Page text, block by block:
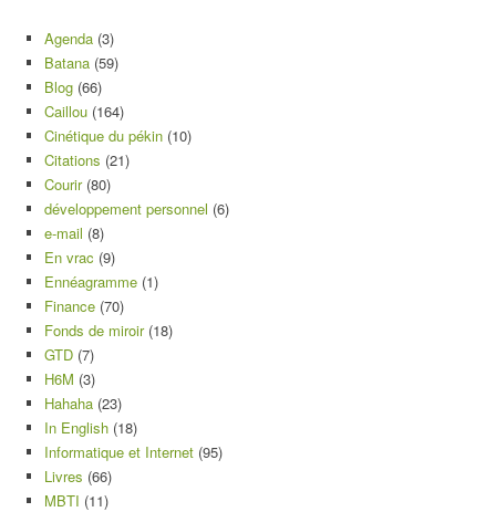
Agenda (3)
Batana (59)
Blog (66)
Caillou (164)
Cinétique du pékin (10)
Citations (21)
Courir(80)
développement personnel (6)
e-mail (8)
En vrac (9)
Ennéagramme (1)
Finance (70)
Fonds de miroir(18)
GTD (7)
H6M (3)
Hahaha (23)
In English (18)
Informatique et Internet (95)
Livres (66)
MBTI (11)